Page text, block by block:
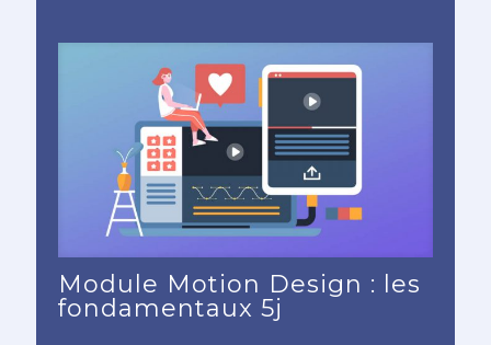
Module Motion Design : les
fondamentaux 5j